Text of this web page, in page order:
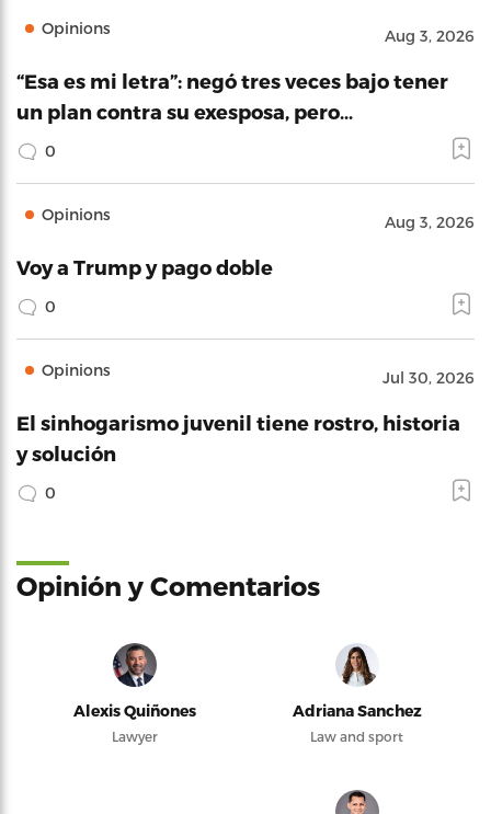
Opinions Aug 3, 2026
“Esa es mi letra”: negó tres veces bajo tener
un plan contra su exesposa, pero…
0
Opinions Aug 3, 2026
Voy a Trump y pago doble
0
Opinions Jul 30, 2026
El sinhogarismo juvenil tiene rostro, historia
y solución
0
Opinión y Comentarios
Alexis Quiñones
Lawyer
Adriana Sanchez
Law and sport